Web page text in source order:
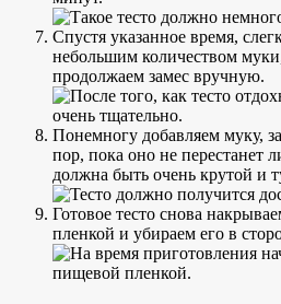
Спустя указанное время,
небольшим количеством
продолжаем замес вручную.
Понемногу добавляем муку,
пор, пока оно не перестанет
должна быть очень крутой и
Готовое тесто снова
пленкой и убираем его в